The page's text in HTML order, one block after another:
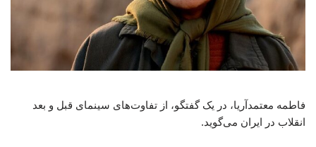
فاطمه معتمدآریا، در یک گفتگو، از تفاوت‌های سینمای قبل و بعد
انقلاب در ایران می‌گوید.